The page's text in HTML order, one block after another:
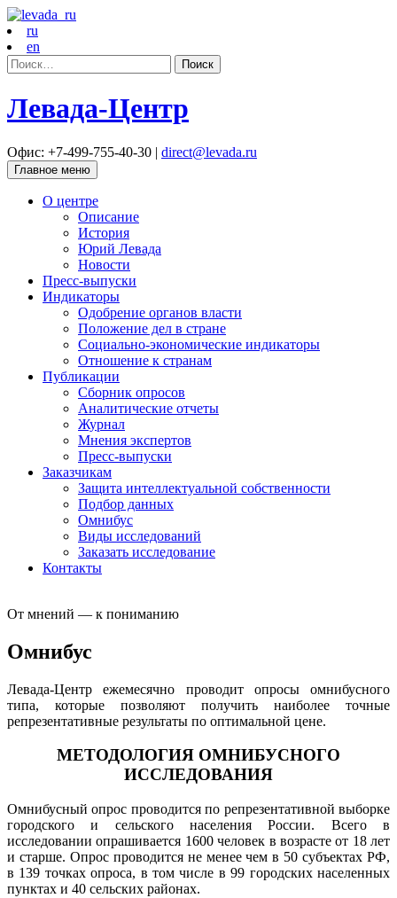
ru
en
Найти:
Левада-Центр
Офис: +7-499-755-40-30 | direct@levada.ru
Главное меню
О центре
Описание
История
Юрий Левада
Новости
Пресс-выпуски
Индикаторы
Одобрение органов власти
Положение дел в стране
Социально-экономические индикаторы
Отношение к странам
Публикации
Сборник опросов
Аналитические отчеты
Журнал
Мнения экспертов
Пресс-выпуски
Заказчикам
Защита интеллектуальной собственности
Подбор данных
Омнибус
Виды исследований
Заказать исследование
Контакты
От мнений — к пониманию
Омнибус
Левада-Центр ежемесячно проводит опросы омнибусного
типа, которые позволяют получить наиболее точные
репрезентативные результаты по оптимальной цене.
МЕТОДОЛОГИЯ ОМНИБУСНОГО
ИССЛЕДОВАНИЯ
Омнибусный опрос проводится по репрезентативной выборке
городского и сельского населения России. Всего в
исследовании опрашивается 1600 человек в возрасте от 18 лет
и старше. Опрос проводится не менее чем в 50 субъектах РФ,
в 139 точках опроса, в том числе в 99 городских населенных
пунктах и 40 сельских районах.